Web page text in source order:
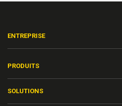
ENTREPRISE
PRODUITS
SOLUTIONS